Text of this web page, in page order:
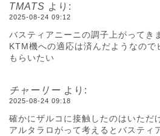
TMATS より:
2025-08-24 09:12
バスティアニーニの調子上がってき
KTM機への適応は済んだようなので
もらいたい
チャーリー より:
2025-08-24 09:18
確かにザルコに接触したのはいただ
アルタラロがって考えるとバスティ